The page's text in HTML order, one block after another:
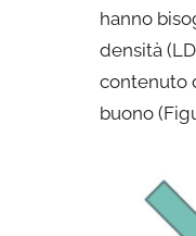
hanno
densità
contenuto
buono